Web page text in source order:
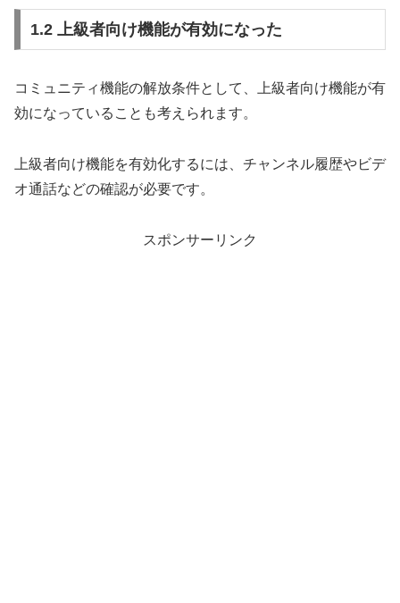
1.2 上級者向け機能が有効になった
コミュニティ機能の解放条件として、上級者向け機能が有
効になっていることも考えられます。
上級者向け機能を有効化するには、チャンネル履歴やビデ
オ通話などの確認が必要です。
スポンサーリンク